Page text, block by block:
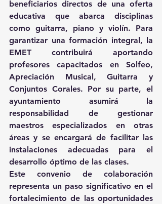
beneficiarios directos de una oferta
educativa que abarca disciplinas
como guitarra, piano y violín. Para
garantizar una formación integral, la
EMET contribuirá aportando
profesores capacitados en Solfeo,
Apreciación Musical, Guitarra y
Conjuntos Corales. Por su parte, el
ayuntamiento asumirá la
responsabilidad de gestionar
maestros especializados en otras
áreas y se encargará de facilitar las
instalaciones adecuadas para el
desarrollo óptimo de las clases.
Este convenio de colaboración
representa un paso significativo en el
fortalecimiento de las oportunidades